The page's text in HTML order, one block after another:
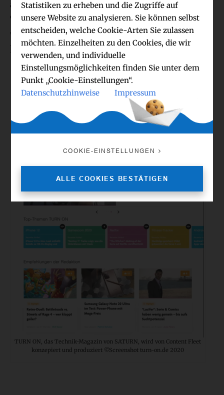
alles für TURN ON zu geben und das
Technikmagazin in allen seinen Facetten
weiter auf höchstem Niveau strategisch und
kreativ für SATURN zu gestalten.“
TURN ON, das Technik-Magazin von SATURN, wird von Content Fleet
konzepiert und produziert ©Screenshot turn-on.de 2020
Statistiken zu erheben und die Zugriffe auf
unsere Website zu analysieren. Sie können selbst
entscheiden, welche Cookie-Arten Sie zulassen
möchten. Einzelheiten zu den Cookies, die wir
verwenden, und individuelle
Einstellungsmöglichkeiten finden Sie unter dem
Punkt „Cookie-Einstellungen“.
Datenschutzhinweise
Impressum
COOKIE-EINSTELLUNGEN
ALLE COOKIES BESTÄTIGEN